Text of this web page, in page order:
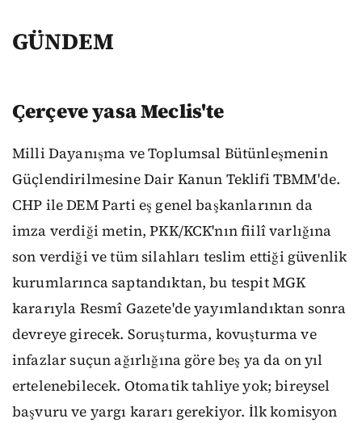
GÜNDEM
Çerçeve yasa Meclis'te
Milli Dayanışma ve Toplumsal Bütünleşmenin
Güçlendirilmesine Dair Kanun Teklifi TBMM'de.
CHP ile DEM Parti eş genel başkanlarının da
imza verdiği metin, PKK/KCK'nın fiilî varlığına
son verdiği ve tüm silahları teslim ettiği güvenlik
kurumlarınca saptandıktan, bu tespit MGK
kararıyla Resmî Gazete'de yayımlandıktan sonra
devreye girecek. Soruşturma, kovuşturma ve
infazlar suçun ağırlığına göre beş ya da on yıl
ertelenebilecek. Otomatik tahliye yok; bireysel
başvuru ve yargı kararı gerekiyor. İlk komisyon